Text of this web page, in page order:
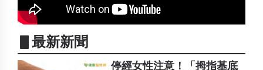
▋最新新聞
停經女性注意！「拇指基底